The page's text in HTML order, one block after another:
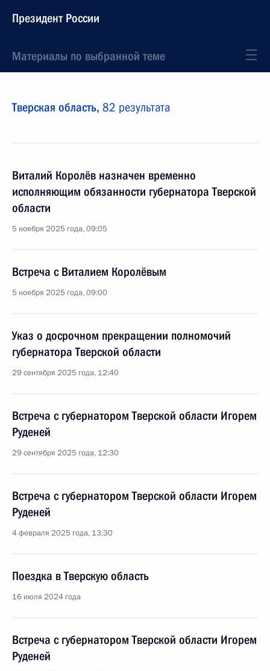
Президент России
Материалы по выбранной теме
Тверская область, 82 результата
Виталий Королёв назначен временно
исполняющим обязанности губернатора Тверской
области
5 ноября 2025 года, 09:05
Встреча с Виталием Королёвым
5 ноября 2025 года, 09:00
Указ о досрочном прекращении полномочий
губернатора Тверской области
29 сентября 2025 года, 12:40
Встреча с губернатором Тверской области Игорем
Руденей
29 сентября 2025 года, 12:30
Встреча с губернатором Тверской области Игорем
Руденей
4 февраля 2025 года, 13:30
Поездка в Тверскую область
16 июля 2024 года
Встреча с губернатором Тверской области Игорем
Руденей